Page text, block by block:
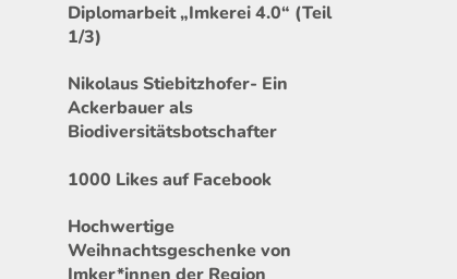
Diplomarbeit „Imkerei 4.0“ (Teil
1/3)
Nikolaus Stiebitzhofer- Ein
Ackerbauer als
Biodiversitätsbotschafter
1000 Likes auf Facebook
Hochwertige
Weihnachtsgeschenke von